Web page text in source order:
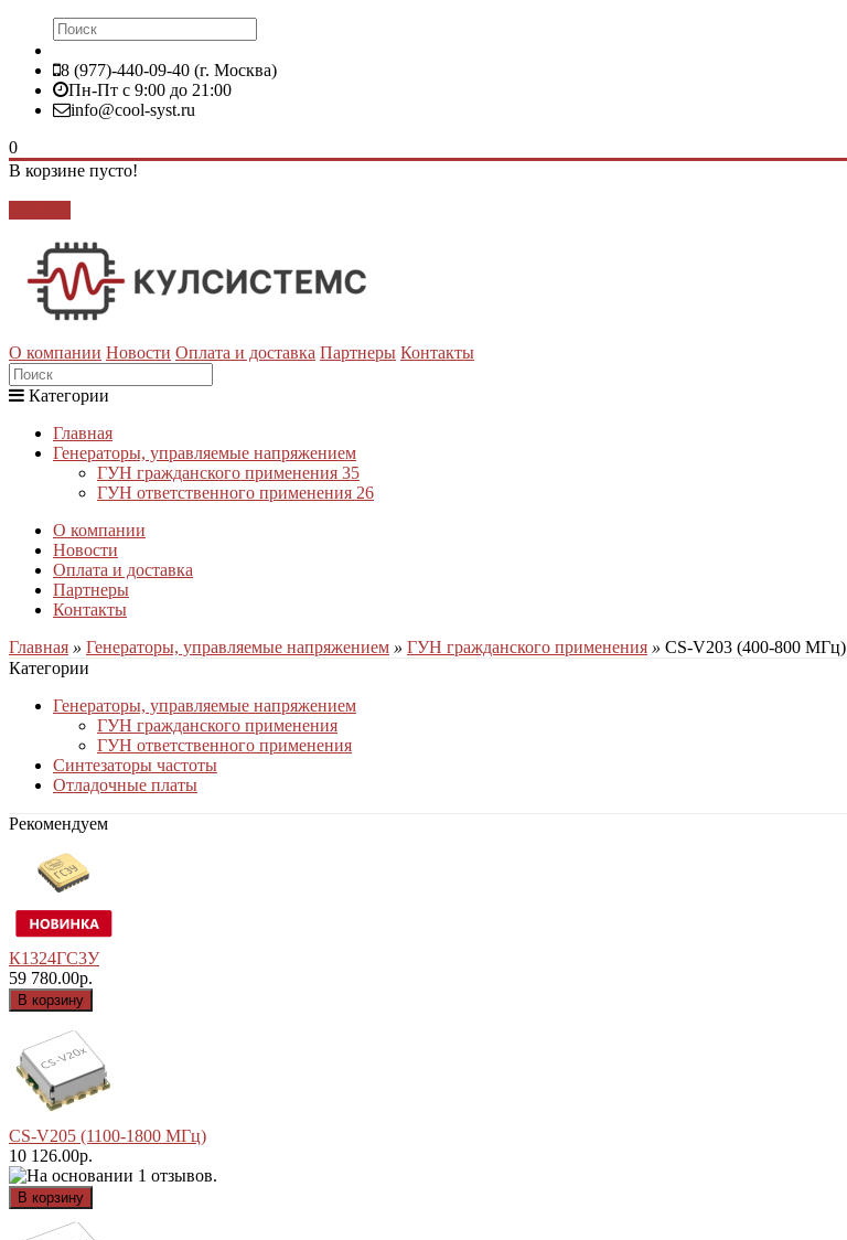
8 (977)-440-09-40 (г. Москва)
Пн-Пт с 9:00 до 21:00
info@cool-syst.ru
0
В корзине пусто!
О компании Новости Оплата и доставка Партнеры Контакты
Категории
Главная
Генераторы, управляемые напряжением
ГУН гражданского применения 35
ГУН ответственного применения 26
О компании
Новости
Оплата и доставка
Партнеры
Контакты
Главная » Генераторы, управляемые напряжением » ГУН гражданского применения » CS-V203 (400-800 МГц)
Категории
Генераторы, управляемые напряжением
ГУН гражданского применения
ГУН ответственного применения
Синтезаторы частоты
Отладочные платы
Рекомендуем
К1324ГС3У
59 780.00р.
CS-V205 (1100-1800 МГц)
10 126.00р.